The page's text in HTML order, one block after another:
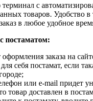
терминал с
товаров. Удобство
в любое удобное
постаматом:
заказа на
себя постамат, если
или e-mail придет
товар доставлен в